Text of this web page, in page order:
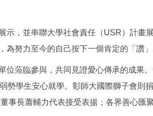
示，並串聯大學社會責任（USR）計畫
努力至今的自己按下一個肯定的「讚」
位蒞臨參與，共同見證愛心傳承的成果
勢學生安心就學。彰師大國際獅子會則
事長蕭輔力代表接受表揚；各界善心匯